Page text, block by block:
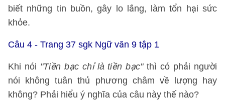
biết những tin buồn, gây lo lắng, làm tổn hại sức
khỏe.
Câu 4 - Trang 37 sgk Ngữ văn 9 tập 1
Khi nói "Tiền bạc chỉ là tiền bạc"thì có phải người
nói không tuân thủ phương châm về lượng hay
không? Phải hiểu ý nghĩa của câu này thế nào?